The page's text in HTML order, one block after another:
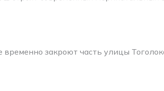
временно закроют часть улицы